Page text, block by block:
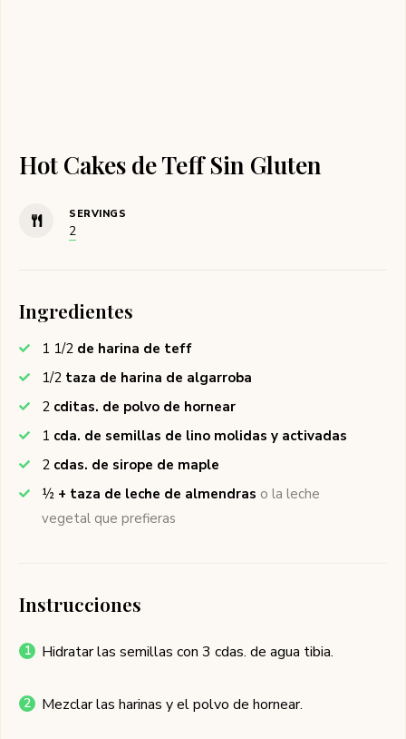
Hot Cakes de Teff Sin Gluten
SERVINGS
2
Ingredientes
1 1/2 de harina de teff
1/2 taza de harina de algarroba
2 cditas. de polvo de hornear
1 cda. de semillas de lino molidas y activadas
2 cdas. de sirope de maple
½ + taza de leche de almendras o la leche
vegetal que prefieras
Instrucciones
Hidratar las semillas con 3 cdas. de agua tibia.
Mezclar las harinas y el polvo de hornear.